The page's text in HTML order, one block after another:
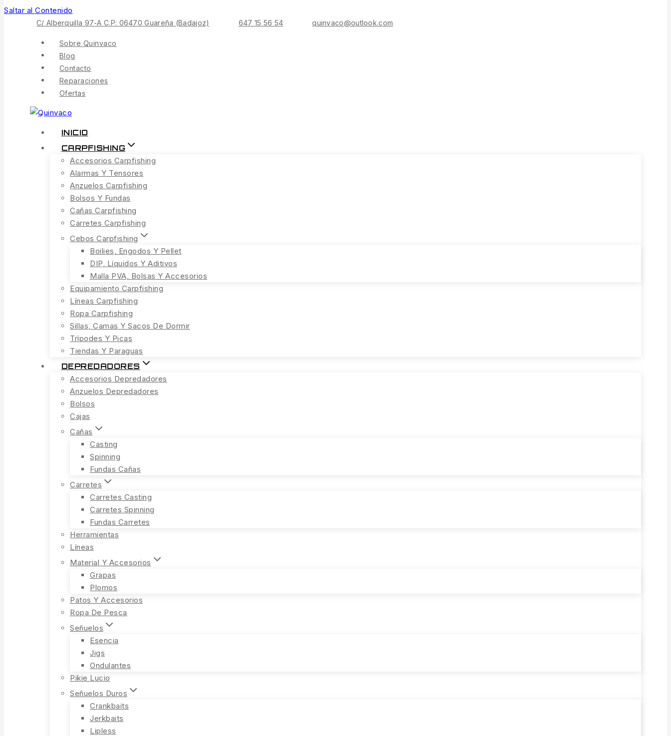
Saltar al Contenido
C/ Alberquilla 97-A C.P: 06470 Guareña (Badajoz) 647 15 56 54 quinvaco@outlook.com
Sobre Quinvaco
Blog
Contacto
Reparaciones
Ofertas
INICIO
CARPFISHING
Accesorios Carpfishing
Alarmas Y Tensores
Anzuelos Carpfishing
Bolsos Y Fundas
Cañas Carpfishing
Carretes Carpfishing
Cebos Carpfishing
Boilies, Engodos Y Pellet
DIP, Líquidos Y Aditivos
Malla PVA, Bolsas Y Accesorios
Equipamiento Carpfishing
Líneas Carpfishing
Ropa Carpfishing
Sillas, Camas Y Sacos De Dormir
Trípodes Y Picas
Tiendas Y Paraguas
DEPREDADORES
Accesorios Depredadores
Anzuelos Depredadores
Bolsos
Cajas
Cañas
Casting
Spinning
Fundas Cañas
Carretes
Carretes Casting
Carretes Spinning
Fundas Carretes
Herramientas
Líneas
Material Y Accesorios
Grapas
Plomos
Patos Y Accesorios
Ropa De Pesca
Señuelos
Esencia
Jigs
Ondulantes
Pikie Lucio
Señuelos Duros
Crankbaits
Jerkbaits
Lipless